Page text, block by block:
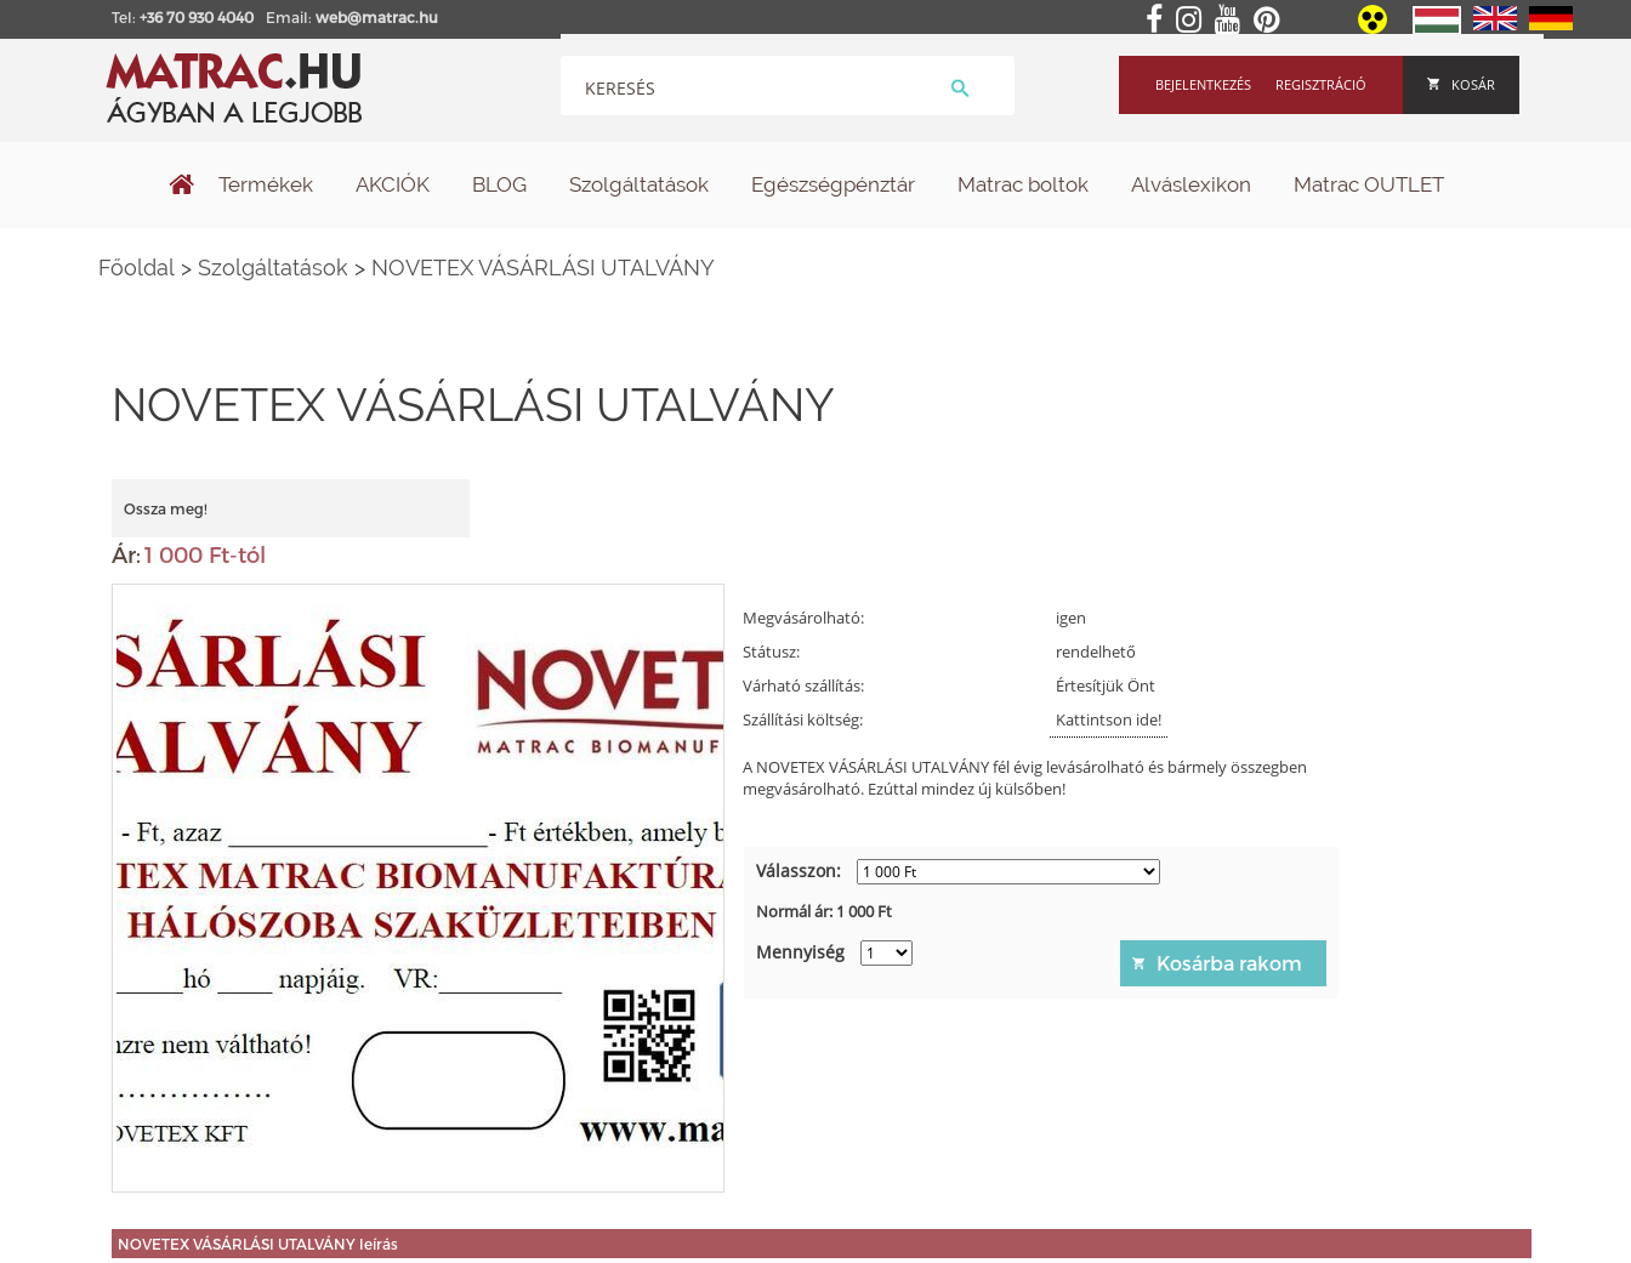
Tel: +36 70 930 4040 Email: web@matrac.hu
KOSÁR
REGISZTRÁCIÓ
BEJELENTKEZÉS
Termékek AKCIÓK BLOG Szolgáltatások Egészségpénztár Matrac boltok Alváslexikon Matrac OUTLET
Főoldal > Szolgáltatások > NOVETEX VÁSÁRLÁSI UTALVÁNY
NOVETEX VÁSÁRLÁSI UTALVÁNY
Ossza meg!
Ár:1 000 Ft-tól
Megvásárolható:
igen
Státusz:
rendelhető
Várható szállítás:
Értesítjük Önt
Szállítási költség:
Kattintson ide!
A NOVETEX VÁSÁRLÁSI UTALVÁNY fél évig levásárolható és bármely összegben
megvásárolható. Ezúttal mindez új külsőben!
Válasszon:
Normál ár: 1 000Ft
Mennyiség
NOVETEX VÁSÁRLÁSI UTALVÁNY leírás